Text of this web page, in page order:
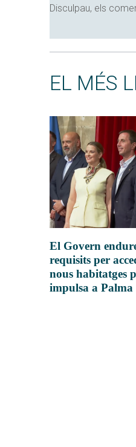
Disculpau, els
EL MÉS
El Govern
requisits per
nous habitatges
impulsa a Palma